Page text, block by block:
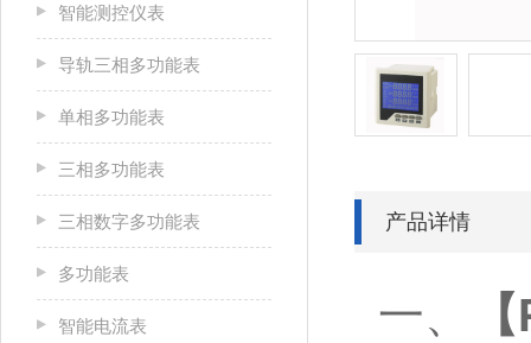
智能测控仪表
导轨三相多功能表
单相多功能表
三相多功能表
三相数字多功能表
多功能表
智能电流表
产品详情
一、 【